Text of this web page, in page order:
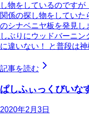
し物をしているのです
関係の探し物をしていた
のシナベニヤ板を発見し
しぶりにウッドバーニ
に違いない！ と普段は
記事を読む
ぱしふぃっくびいな
2020年2月3日